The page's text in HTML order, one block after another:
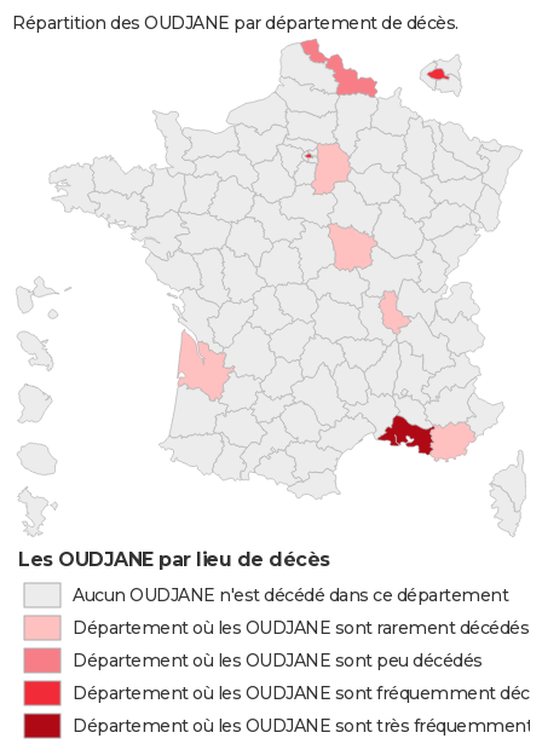
Répartition des OUDJANE par département de décès.
Les OUDJANE par lieu de décès
Aucun OUDJANE n'est décédé dans ce département
Département où les OUDJANE sont rarement décédés
Département où les OUDJANE sont peu décédés
Département où les OUDJANE sont fréquemment
Département où les OUDJANE sont très fréquemment